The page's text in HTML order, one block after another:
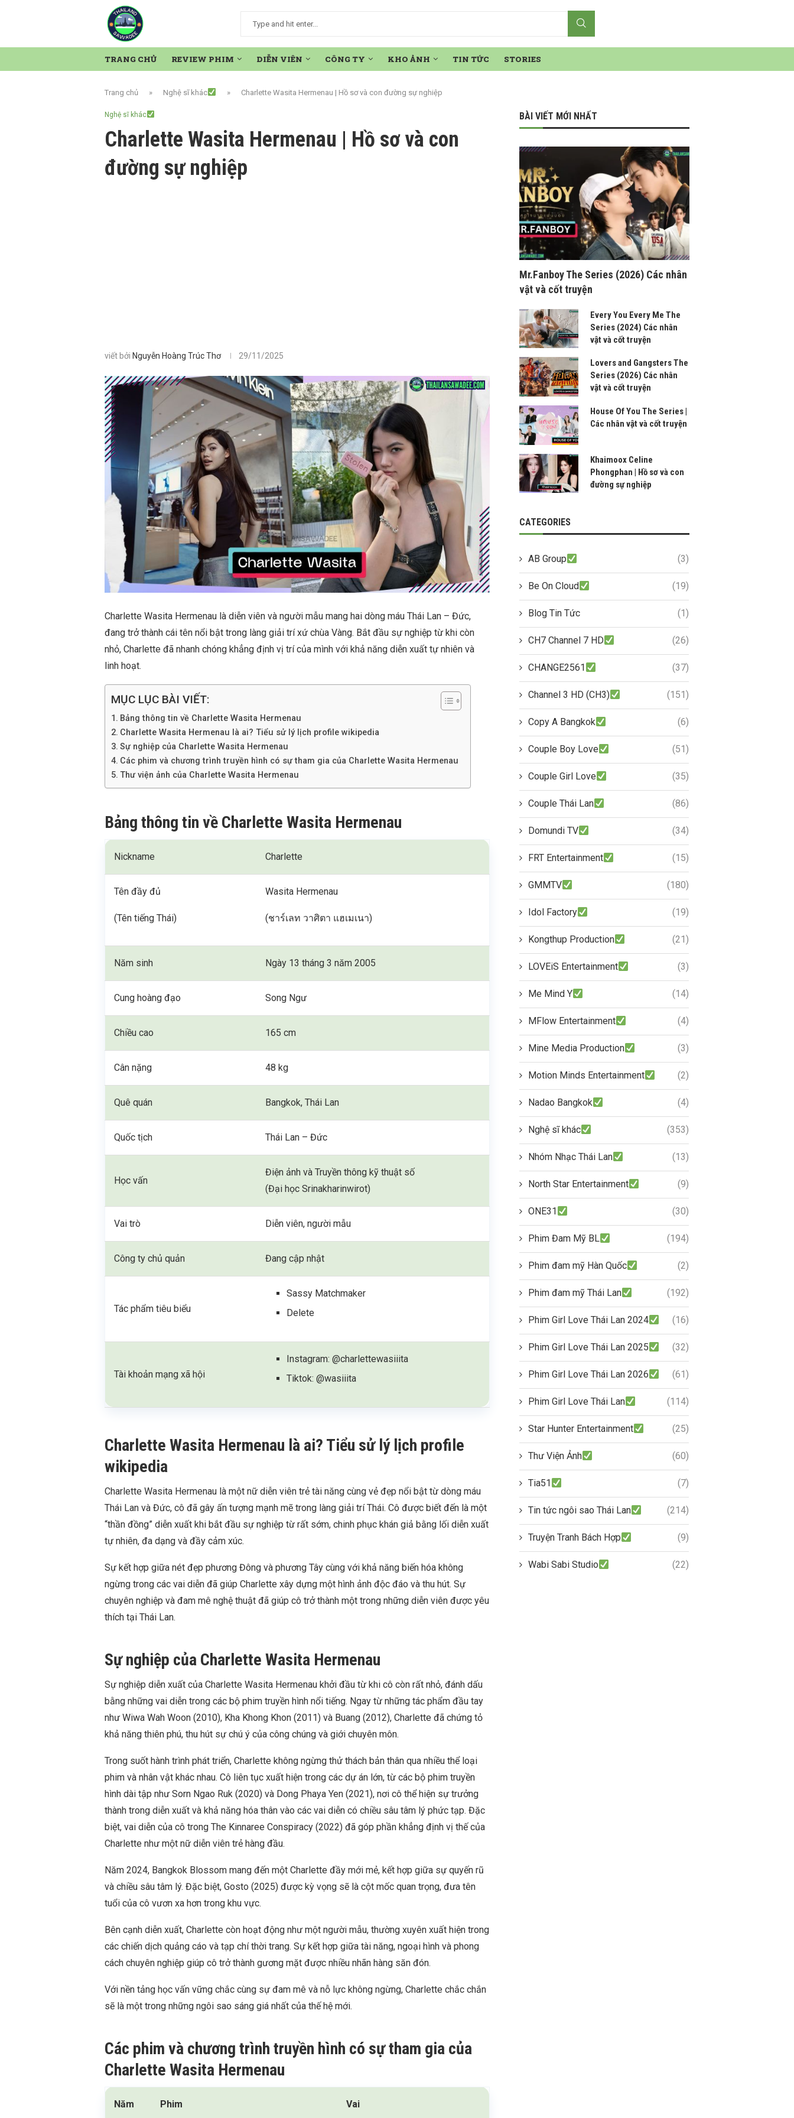
TRANG CHỦ REVIEW PHIM DIỄN VIÊN CÔNG TY KHO ẢNH TIN TỨC STORIES
Trang chủ » Nghệ sĩ khác » Charlette Wasita Hermenau | Hồ sơ và con đường sự nghiệp
Nghệ sĩ khác
Charlette Wasita Hermenau | Hồ sơ và con
đường sự nghiệp
viết bởi Nguyễn Hoàng Trúc Thơ 29/11/2025
Charlette Wasita Hermenau là diễn viên và người mẫu mang hai dòng máu Thái Lan – Đức,
đang trở thành cái tên nổi bật trong làng giải trí xứ chùa Vàng. Bắt đầu sự nghiệp từ khi còn
nhỏ, Charlette đã nhanh chóng khẳng định vị trí của mình với khả năng diễn xuất tự nhiên và
linh hoạt.
MỤC LỤC BÀI VIẾT:
Bảng thông tin về Charlette Wasita Hermenau
Charlette Wasita Hermenau là ai? Tiểu sử lý lịch profile wikipedia
Sự nghiệp của Charlette Wasita Hermenau
Các phim và chương trình truyền hình có sự tham gia của Charlette Wasita Hermenau
Thư viện ảnh của Charlette Wasita Hermenau
Bảng thông tin về Charlette Wasita Hermenau
Nickname Charlette
Tên đầy đủ
(Tên tiếng Thái)
Wasita Hermenau
(ชาร์เลท วาศิตา แฮเมเนา)
Năm sinh Ngày 13 tháng 3 năm 2005
Cung hoàng đạo Song Ngư
Chiều cao 165 cm
Cân nặng 48 kg
Quê quán Bangkok, Thái Lan
Quốc tịch Thái Lan – Đức
Học vấn
Điện ảnh và Truyền thông kỹ thuật số
(Đại học Srinakharinwirot)
Vai trò Diễn viên, người mẫu
Công ty chủ quản Đang cập nhật
Tác phẩm tiêu biểu
Sassy Matchmaker
Delete
Tài khoản mạng xã hội
Instagram: @charlettewasiiita
Tiktok: @wasiiita
Charlette Wasita Hermenau là ai? Tiểu sử lý lịch profile
wikipedia
Charlette Wasita Hermenau là một nữ diễn viên trẻ tài năng cùng vẻ đẹp nổi bật từ dòng máu
Thái Lan và Đức, cô đã gây ấn tượng mạnh mẽ trong làng giải trí Thái. Cô được biết đến là một
“thần đồng” diễn xuất khi bắt đầu sự nghiệp từ rất sớm, chinh phục khán giả bằng lối diễn xuất
tự nhiên, đa dạng và đầy cảm xúc.
Sự kết hợp giữa nét đẹp phương Đông và phương Tây cùng với khả năng biến hóa không
ngừng trong các vai diễn đã giúp Charlette xây dựng một hình ảnh độc đáo và thu hút. Sự
chuyên nghiệp và đam mê nghệ thuật đã giúp cô trở thành một trong những diễn viên được yêu
thích tại Thái Lan.
Sự nghiệp của Charlette Wasita Hermenau
Sự nghiệp diễn xuất của Charlette Wasita Hermenau khởi đầu từ khi cô còn rất nhỏ, đánh dấu
bằng những vai diễn trong các bộ phim truyền hình nổi tiếng. Ngay từ những tác phẩm đầu tay
như Wiwa Wah Woon (2010), Kha Khong Khon (2011) và Buang (2012), Charlette đã chứng tỏ
khả năng thiên phú, thu hút sự chú ý của công chúng và giới chuyên môn.
Trong suốt hành trình phát triển, Charlette không ngừng thử thách bản thân qua nhiều thể loại
phim và nhân vật khác nhau. Cô liên tục xuất hiện trong các dự án lớn, từ các bộ phim truyền
hình dài tập như Sorn Ngao Ruk (2020) và Dong Phaya Yen (2021), nơi cô thể hiện sự trưởng
thành trong diễn xuất và khả năng hóa thân vào các vai diễn có chiều sâu tâm lý phức tạp. Đặc
biệt, vai diễn của cô trong The Kinnaree Conspiracy (2022) đã góp phần khẳng định vị thế của
Charlette như một nữ diễn viên trẻ hàng đầu.
Năm 2024, Bangkok Blossom mang đến một Charlette đầy mới mẻ, kết hợp giữa sự quyến rũ
và chiều sâu tâm lý. Đặc biệt, Gosto (2025) được kỳ vọng sẽ là cột mốc quan trọng, đưa tên
tuổi của cô vươn xa hơn trong khu vực.
Bên cạnh diễn xuất, Charlette còn hoạt động như một người mẫu, thường xuyên xuất hiện trong
các chiến dịch quảng cáo và tạp chí thời trang. Sự kết hợp giữa tài năng, ngoại hình và phong
cách chuyên nghiệp giúp cô trở thành gương mặt được nhiều nhãn hàng săn đón.
Với nền tảng học vấn vững chắc cùng sự đam mê và nỗ lực không ngừng, Charlette chắc chắn
sẽ là một trong những ngôi sao sáng giá nhất của thế hệ mới.
Các phim và chương trình truyền hình có sự tham gia của
Charlette Wasita Hermenau
Năm Phim Vai
BÀI VIẾT MỚI NHẤT
Mr.Fanboy The Series (2026) Các nhân
vật và cốt truyện
Every You Every Me The
Series (2024) Các nhân
vật và cốt truyện
Lovers and Gangsters The
Series (2026) Các nhân
vật và cốt truyện
House Of You The Series |
Các nhân vật và cốt truyện
Khaimoox Celine
Phongphan | Hồ sơ và con
đường sự nghiệp
CATEGORIES
AB Group (3)
Be On Cloud (19)
Blog Tin Tức (1)
CH7 Channel 7 HD (26)
CHANGE2561 (37)
Channel 3 HD (CH3) (151)
Copy A Bangkok (6)
Couple Boy Love (51)
Couple Girl Love (35)
Couple Thái Lan (86)
Domundi TV (34)
FRT Entertainment (15)
GMMTV (180)
Idol Factory (19)
Kongthup Production (21)
LOVEiS Entertainment (3)
Me Mind Y (14)
MFlow Entertainment (4)
Mine Media Production (3)
Motion Minds Entertainment (2)
Nadao Bangkok (4)
Nghệ sĩ khác (353)
Nhóm Nhạc Thái Lan (13)
North Star Entertainment (9)
ONE31 (30)
Phim Đam Mỹ BL (194)
Phim đam mỹ Hàn Quốc (2)
Phim đam mỹ Thái Lan (192)
Phim Girl Love Thái Lan 2024 (16)
Phim Girl Love Thái Lan 2025 (32)
Phim Girl Love Thái Lan 2026 (61)
Phim Girl Love Thái Lan (114)
Star Hunter Entertainment (25)
Thư Viện Ảnh (60)
Tia51 (7)
Tin tức ngôi sao Thái Lan (214)
Truyện Tranh Bách Hợp (9)
Wabi Sabi Studio (22)